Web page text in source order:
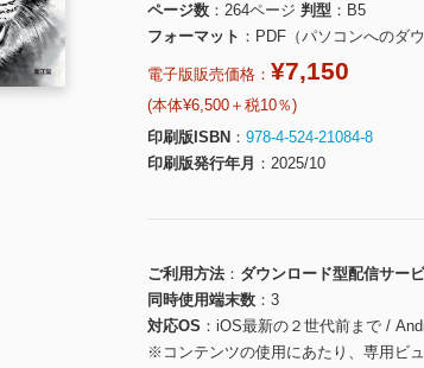
ページ数
264ページ 判型
B5
フォーマット
PDF（パソコンへのダ
電子版販売価格： ¥7,150
(本体¥6,500＋税10％)
印刷版ISBN
978-4-524-21084-8
印刷版発行年月
2025/10
ご利用方法
ダウンロード型配信サー
同時使用端末数
3
対応OS
iOS最新の２世代前まで /
※コンテンツの使用にあたり、専用ビ